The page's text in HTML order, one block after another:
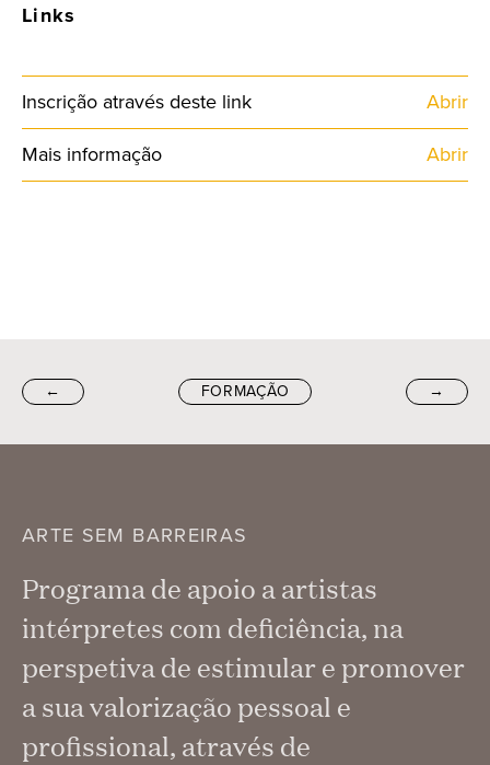
Links
Inscrição através deste link
Abrir
Mais informação
Abrir
← FORMAÇÃO →
ARTE SEM BARREIRAS
Programa de apoio a artistas
intérpretes com deficiência, na
perspetiva de estimular e promover
a sua valorização pessoal e
profissional, através de